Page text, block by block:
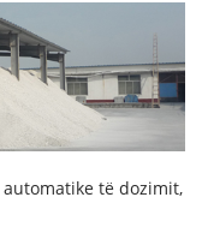
automatike të dozimit,